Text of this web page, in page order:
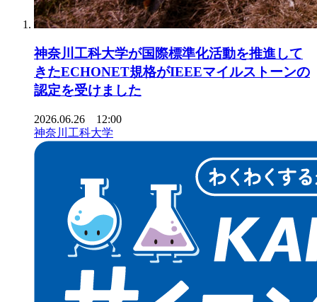
神奈川工科大学が国際標準化活動を推進して
きたECHONET規格がIEEEマイルストーンの
認定を受けました
2026.06.26 12:00
神奈川工科大学